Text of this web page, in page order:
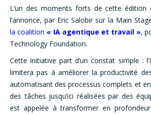
L’un des moments forts de cette édition
l’annonce, par Eric Salobir sur la Main
la coalition « IA agentique et travail »,
Technology Foundation.
Cette initiative part d’un constat simple :
limitera pas à améliorer la productivité
automatisant des processus complets et
des tâches jusqu’ici réalisées par des
est appelée à transformer en